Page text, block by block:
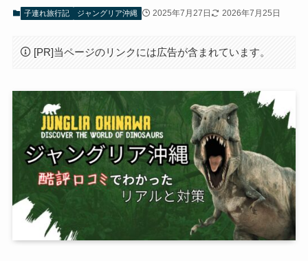
子連れ旅行記 ジャングリア沖縄 2025年7月27日 2026年7月25日
[PR]当ページのリンクには広告が含まれています。